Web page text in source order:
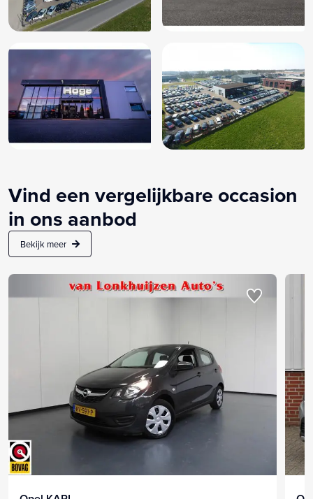
Vind een vergelijkbare occasion
in ons aanbod
Bekijk meer